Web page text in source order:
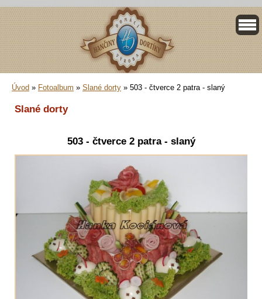
Úvod » Fotoalbum » Slané dorty » 503 - čtverce 2 patra - slaný
Slané dorty
503 - čtverce 2 patra - slaný